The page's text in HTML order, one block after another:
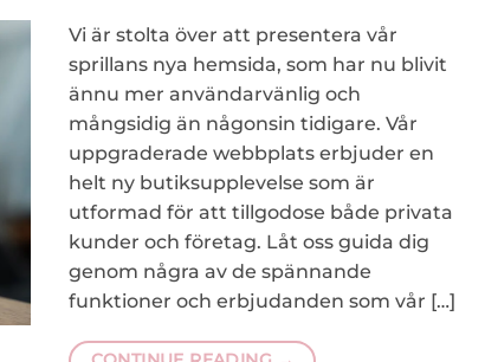
Vi är stolta över att presentera vår
sprillans nya hemsida, som har nu blivit
ännu mer användarvänlig och
mångsidig än någonsin tidigare. Vår
uppgraderade webbplats erbjuder en
helt ny butiksupplevelse som är
utformad för att tillgodose både privata
kunder och företag. Låt oss guida dig
genom några av de spännande
funktioner och erbjudanden som vår […]